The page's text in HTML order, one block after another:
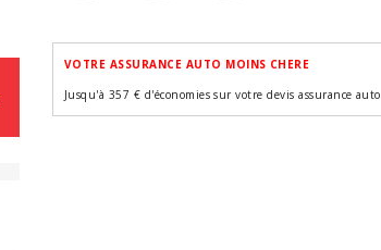
VOTRE ASSURANCE AUTO MOINS CHERE
Jusqu'à 357 € d'économies sur votre devis assurance auto